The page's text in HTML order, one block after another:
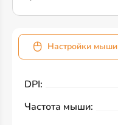
Настройки мыши
DPI:
Частота мыши: